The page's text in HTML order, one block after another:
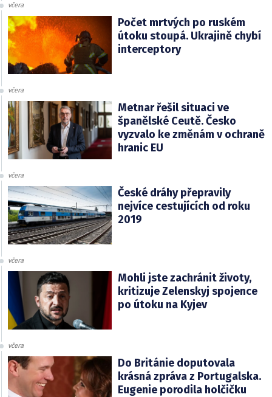
včera
Počet mrtvých po ruském
útoku stoupá. Ukrajině chybí
interceptory
včera
Metnar řešil situaci ve
španělské Ceutě. Česko
vyzvalo ke změnám v ochraně
hranic EU
včera
České dráhy přepravily
nejvíce cestujících od roku
2019
včera
Mohli jste zachránit životy,
kritizuje Zelenskyj spojence
po útoku na Kyjev
včera
Do Británie doputovala
krásná zpráva z Portugalska.
Eugenie porodila holčičku